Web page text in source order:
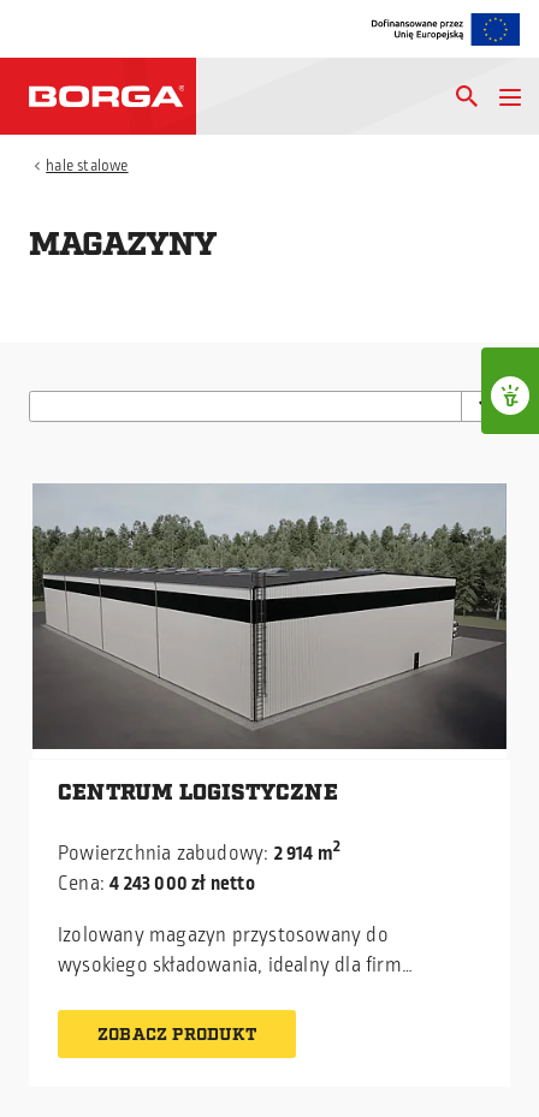
chevron_left hale stalowe
MAGAZYNY
CENTRUM LOGISTYCZNE
Powierzchnia zabudowy: 2 914 m2
Cena:4 243 000 zł netto
Izolowany magazyn przystosowany do
wysokiego składowania, idealny dla firm
kratownicowej konstrukcji hala nie posiada
wewnętrznych podpór, co zapewnia pełną
ZOBACZ PRODUKT